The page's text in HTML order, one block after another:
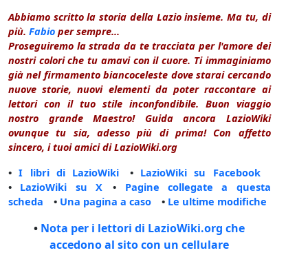
Abbiamo scritto la storia della Lazio insieme. Ma tu, di
più. Fabio per sempre...
Proseguiremo la strada da te tracciata per l'amore dei
nostri colori che tu amavi con il cuore. Ti immaginiamo
già nel firmamento biancoceleste dove starai cercando
nuove storie, nuovi elementi da poter raccontare ai
lettori con il tuo stile inconfondibile. Buon viaggio
nostro grande Maestro! Guida ancora LazioWiki
ovunque tu sia, adesso più di prima! Con affetto
sincero, i tuoi amici di LazioWiki.org
•I libri di LazioWiki • LazioWiki su Facebook
• LazioWiki su X • Pagine collegate a questa
scheda • Una pagina a caso • Le ultime modifiche
• Nota per i lettori di LazioWiki.org che
accedono al sito con un cellulare